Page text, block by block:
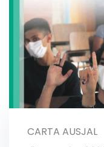
CARTA AUSJAL